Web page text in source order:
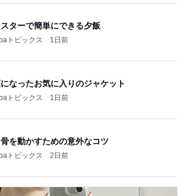
スターで簡単にできる夕飯
トピックス 1日前
なったお気に入りのジャケット
トピックス 1日前
を動かすための意外なコツ
トピックス 2日前